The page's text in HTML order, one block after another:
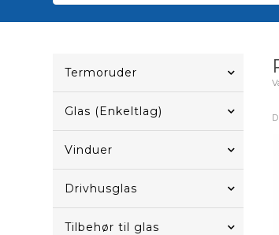
Termoruder
Glas (Enkeltlag)
Vinduer
Drivhusglas
Tilbehør til glas